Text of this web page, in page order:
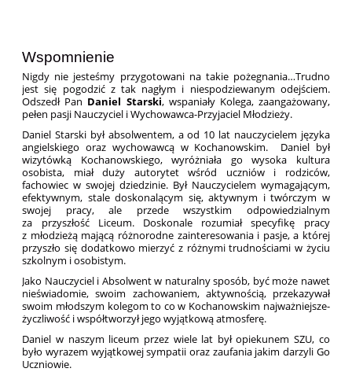
Wspomnienie
Nigdy nie jesteśmy przygotowani na takie pożegnania…Trudno
jest się pogodzić z tak nagłym i niespodziewanym odejściem.
Odszedł Pan Daniel Starski, wspaniały Kolega, zaangażowany,
pełen pasji Nauczyciel i Wychowawca-Przyjaciel Młodzieży.
Daniel Starski był absolwentem, a od 10 lat nauczycielem języka
angielskiego oraz wychowawcą w Kochanowskim. Daniel był
wizytówką Kochanowskiego, wyróżniała go wysoka kultura
osobista, miał duży autorytet wśród uczniów i rodziców,
fachowiec w swojej dziedzinie. Był Nauczycielem wymagającym,
efektywnym, stale doskonalącym się, aktywnym i twórczym w
swojej pracy, ale przede wszystkim odpowiedzialnym
za przyszłość Liceum. Doskonale rozumiał specyfikę pracy
z młodzieżą mającą różnorodne zainteresowania i pasje, a której
przyszło się dodatkowo mierzyć z różnymi trudnościami w życiu
szkolnym i osobistym.
Jako Nauczyciel i Absolwent w naturalny sposób, być może nawet
nieświadomie, swoim zachowaniem, aktywnością, przekazywał
swoim młodszym kolegom to co w Kochanowskim najważniejsze-
życzliwość i współtworzył jego wyjątkową atmosferę.
Daniel w naszym liceum przez wiele lat był opiekunem SZU, co
było wyrazem wyjątkowej sympatii oraz zaufania jakim darzyli Go
Uczniowie.